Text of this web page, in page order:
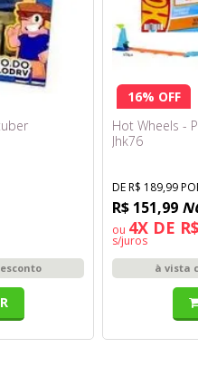
16% OFF
Hot Wheels -
Jhk76
DE R$ 189,99
R$ 151,99
ou 4X DE
s/juros
à vista